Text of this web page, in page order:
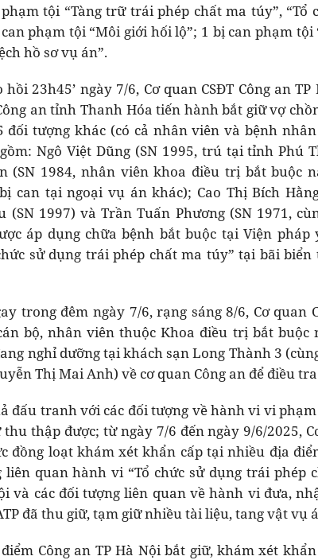
tội “Tàng trữ trái phép chất ma túy”, “Tổ
phạm tội “Môi giới hối lộ”; 1 bị can phạm
hồ sơ vụ án”.
hồi 23h45’ ngày 7/6, Cơ quan CSĐT Công an
an tỉnh Thanh Hóa tiến hành bắt giữ vợ
đối tượng khác (có cả nhân viên và bệnh
Ngô Việt Dũng (SN 1995, trú tại tỉnh Phú
(SN 1984, nhân viên khoa điều trị bắt buộc
can tại ngoại vụ án khác); Cao Thị Bích
(SN 1997) và Trần Tuấn Phương (SN 1971,
áp dụng chữa bệnh bắt buộc tại Viện
sử dụng trái phép chất ma túy” tại bãi biển
trong đêm ngày 7/6, rạng sáng 8/6, Cơ quan
bộ, nhân viên thuộc Khoa điều trị bắt buộc
nghỉ dưỡng tại khách sạn Long Thành 3
Thị Mai Anh) về cơ quan Công an để điều
đấu tranh với các đối tượng về hành vi vi
thập được; từ ngày 7/6 đến ngày 9/6/2025,
đồng loạt khám xét khẩn cấp tại nhiều địa
liên quan hành vi “Tổ chức sử dụng trái phép
và các đối tượng liên quan về hành vi đưa,
đã thu giữ, tạm giữ nhiều tài liệu, tang vật vụ
Công an TP Hà Nội bắt giữ, khám xét